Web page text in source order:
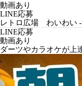
動画あり
LINE応募
レトロ広場 わいわい -
LINE応募
動画あり
ダーツやカラオケが上